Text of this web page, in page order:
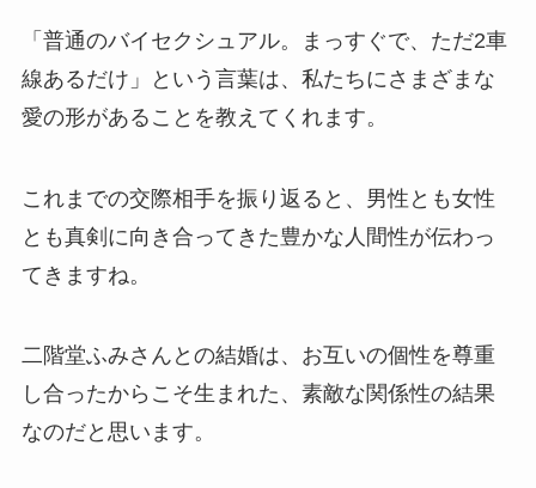
「普通のバイセクシュアル。まっすぐで、ただ2車
線あるだけ」という言葉は、私たちにさまざまな
愛の形があることを教えてくれます。
これまでの交際相手を振り返ると、男性とも女性
とも真剣に向き合ってきた豊かな人間性が伝わっ
てきますね。
二階堂ふみさんとの結婚は、お互いの個性を尊重
し合ったからこそ生まれた、素敵な関係性の結果
なのだと思います。